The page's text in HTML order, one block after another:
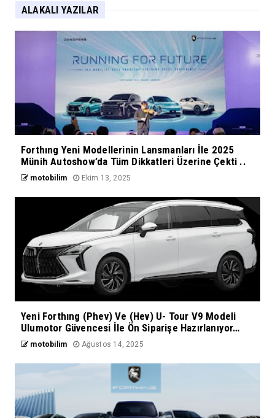
ALAKALI YAZILAR
Forthıng Yeni Modellerinin Lansmanları İle 2025
Münih Autoshow’da Tüm Dikkatleri Üzerine Çekti ..
motobilim Ekim 13, 2025
Yeni Forthıng (Phev) Ve (Hev) U- Tour V9 Modeli
Ulumotor Güvencesi İle Ön Siparişe Hazırlanıyor…
motobilim Ağustos 14, 2025